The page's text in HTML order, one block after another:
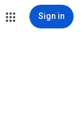
Sign in